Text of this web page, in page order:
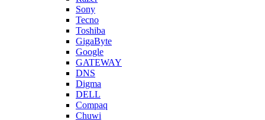
Sony
Tecno
Toshiba
GigaByte
Google
GATEWAY
DNS
Digma
DELL
Compaq
Chuwi